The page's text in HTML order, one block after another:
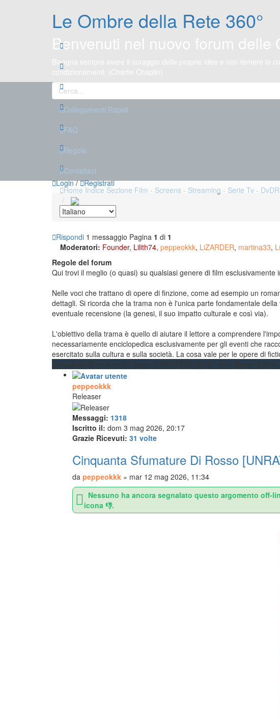
Le Ombre della Rete 360°
Login/ Registrati
Benvenuti nel nuovo forum delle
Bisogna sempre avere il coraggio delle proprie idee e non temere le
condizionamenti. (Charlie Chaplin)
Collegamenti Rapidi
FAQ
Regole
Contattaci
Home Indice Sezione Film - Screens - Streaming - Serie Tv -
Rispondi 1 messaggio Pagina 1 di 1
Moderatori: Founder, Lilith74, peppeokkk, LiZARDER, martina33,
Regole del forum
Qui trovi il meglio (o quasi) su qualsiasi genere di film
Nelle voci che trattano di opere di finzione, come ad esempio un
dettagli. Si ricorda che la trama non è l'unica parte fondamentale
eventuale recensione (la genesi, il suo impatto culturale e così via).
L'obiettivo della trama è quello di aiutare il lettore a comprendere
necessariamente enciclopedica esclusivamente per gli eventi che
esercitato sulla cultura e sulla società. La cosa vale per le opere di
Cinquanta Sfumature Di Rosso [UNRATED] (2018) .mkv Bluray 1080p
peppeokkk
Releaser
Messaggi: 1318
Iscritto il: dom 3 mag 2026, 20:17
Grazie Ricevuti: 31 volte
Cinquanta Sfumature Di Rosso
da peppeokkk » mar 12 mag 2026, 11:34
Nessuno ha ancora segnalato questo argomento off-
icona 👎.